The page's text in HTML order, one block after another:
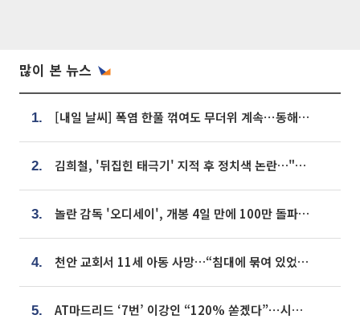
많이 본 뉴스
1. [내일 날씨] 폭염 한풀 꺾여도 무더위 계속⋯동해안 이틀 연속 비
2. 김희철, '뒤집힌 태극기' 지적 후 정치색 논란…"좌우 떠나 우리나라 국기"
3. 놀란 감독 '오디세이', 개봉 4일 만에 100만 돌파⋯'왕사남' 보다 빠르다
4. 천안 교회서 11세 아동 사망…“침대에 묶여 있었다” 진술 확보
5. AT마드리드 ‘7번’ 이강인 “120% 쏟겠다”⋯시메오네 감독 “필요한 선수”